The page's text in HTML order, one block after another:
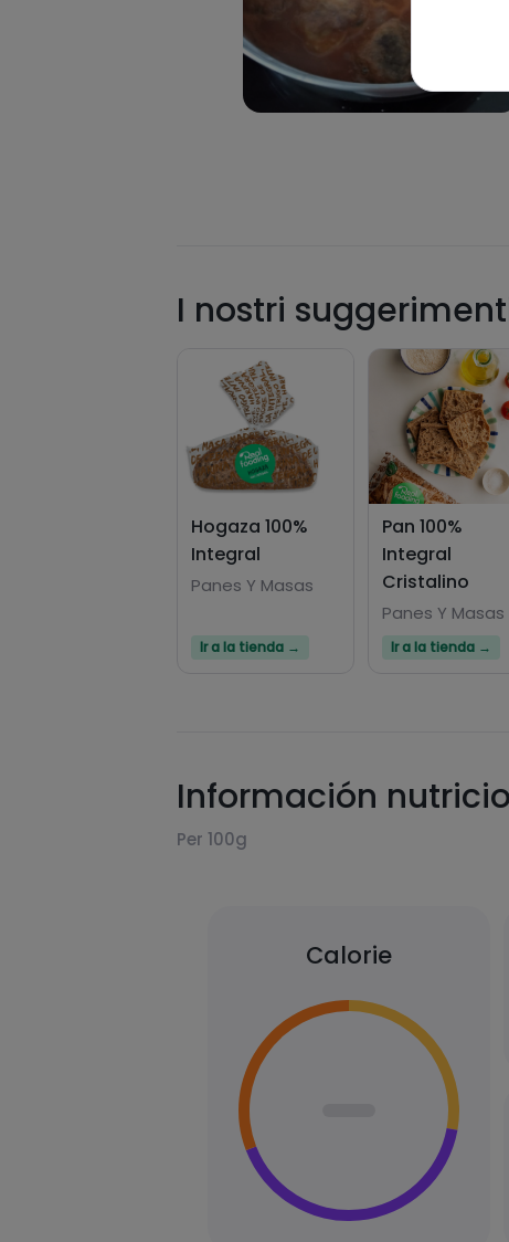
I nostri
Hogaza 100%
Integral
Panes Y Masas
Ir a la tienda →
Pan 100%
Integral
Cristalino
Panes Y Masas
Ir a la tienda →
Información
Per 100g
Calorie